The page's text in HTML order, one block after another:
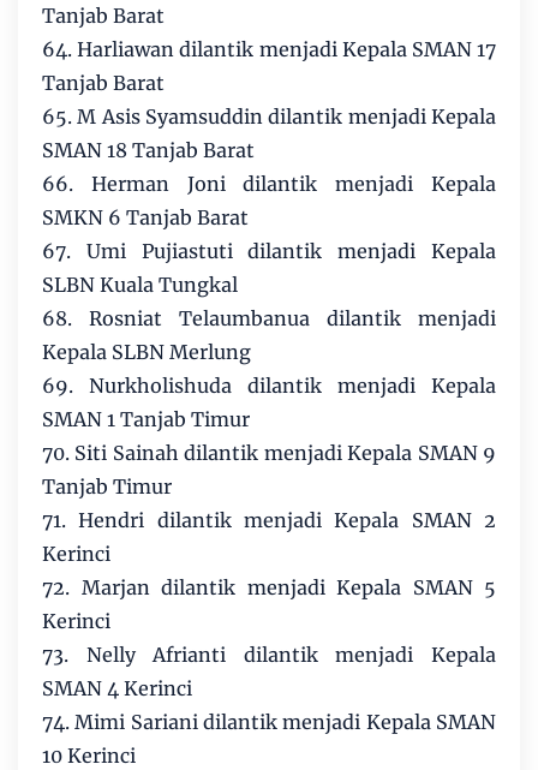
Tanjab Barat
64. Harliawan dilantik menjadi Kepala SMAN 17
Tanjab Barat
65. M Asis Syamsuddin dilantik menjadi Kepala
SMAN 18 Tanjab Barat
66. Herman Joni dilantik menjadi Kepala
SMKN 6 Tanjab Barat
67. Umi Pujiastuti dilantik menjadi Kepala
SLBN Kuala Tungkal
68. Rosniat Telaumbanua dilantik menjadi
Kepala SLBN Merlung
69. Nurkholishuda dilantik menjadi Kepala
SMAN 1 Tanjab Timur
70. Siti Sainah dilantik menjadi Kepala SMAN 9
Tanjab Timur
71. Hendri dilantik menjadi Kepala SMAN 2
Kerinci
72. Marjan dilantik menjadi Kepala SMAN 5
Kerinci
73. Nelly Afrianti dilantik menjadi Kepala
SMAN 4 Kerinci
74. Mimi Sariani dilantik menjadi Kepala SMAN
10 Kerinci